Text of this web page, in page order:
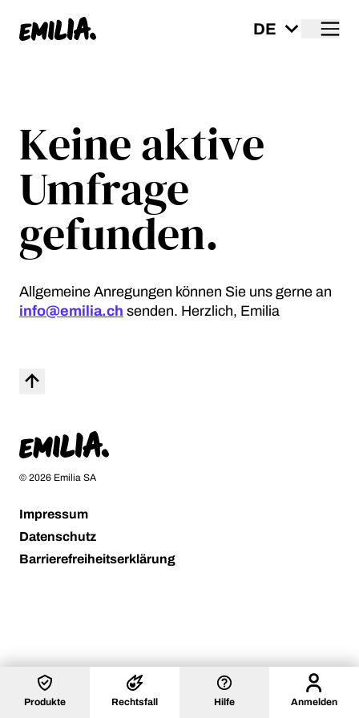
Keine aktive
Umfrage
gefunden.
Allgemeine Anregungen können Sie uns gerne an
info@emilia.ch senden. Herzlich, Emilia
© 2026 Emilia SA
Impressum
Datenschutz
Barrierefreiheitserklärung
Produkte Rechtsfall Hilfe Anmelden